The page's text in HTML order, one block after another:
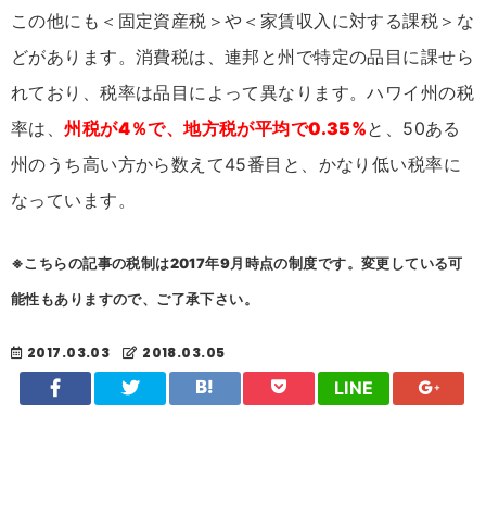
この他にも＜固定資産税＞や＜家賃収入に対する課税＞な
どがあります。消費税は、連邦と州で特定の品目に課せら
れており、税率は品目によって異なります。ハワイ州の税
率は、州税が4％で、地方税が平均で0.35%と、50ある
州のうち高い方から数えて45番目と、かなり低い税率に
なっています。
※こちらの記事の税制は2017年9月時点の制度です。変更している可
能性もありますので、ご了承下さい。
2017.03.03 2018.03.05
LINE